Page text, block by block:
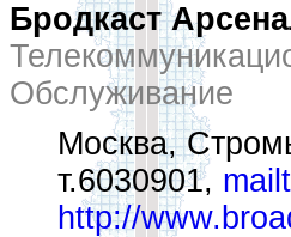
Бродкаст
Обслуживание
Москва,
т.6030901,
http://